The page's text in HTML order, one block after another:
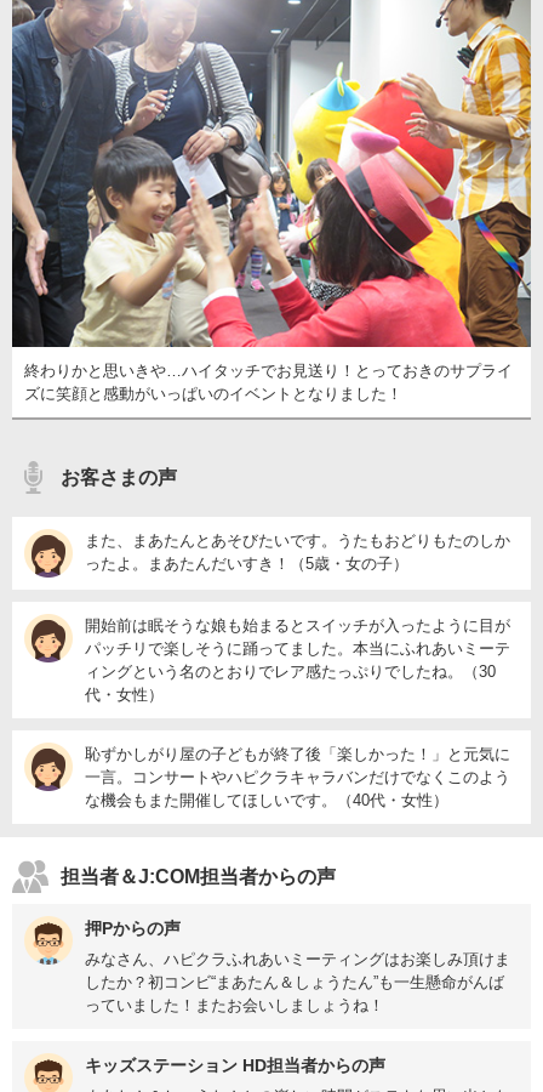
終わりかと思いきや…ハイタッチでお見送り！とっておきのサプライ
ズに笑顔と感動がいっぱいのイベントとなりました！
お客さまの声
また、まあたんとあそびたいです。うたもおどりもたのしか
ったよ。まあたんだいすき！（5歳・女の子）
開始前は眠そうな娘も始まるとスイッチが入ったように目が
パッチリで楽しそうに踊ってました。本当にふれあいミーテ
ィングという名のとおりでレア感たっぷりでしたね。（30
代・女性）
恥ずかしがり屋の子どもが終了後「楽しかった！」と元気に
一言。コンサートやハピクラキャラバンだけでなくこのよう
な機会もまた開催してほしいです。（40代・女性）
担当者＆J:COM担当者からの声
押Pからの声
みなさん、ハピクラふれあいミーティングはお楽しみ頂けま
したか？初コンビ“まあたん＆しょうたん”も一生懸命がんば
っていました！またお会いしましょうね！
キッズステーション HD担当者からの声